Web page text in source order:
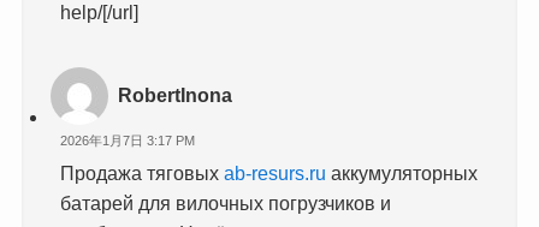
help/[/url]
RobertInona
2026年1月7日 3:17 PM
Продажа тяговыхab-resurs.ru аккумуляторных
батарей для вилочных погрузчиков и